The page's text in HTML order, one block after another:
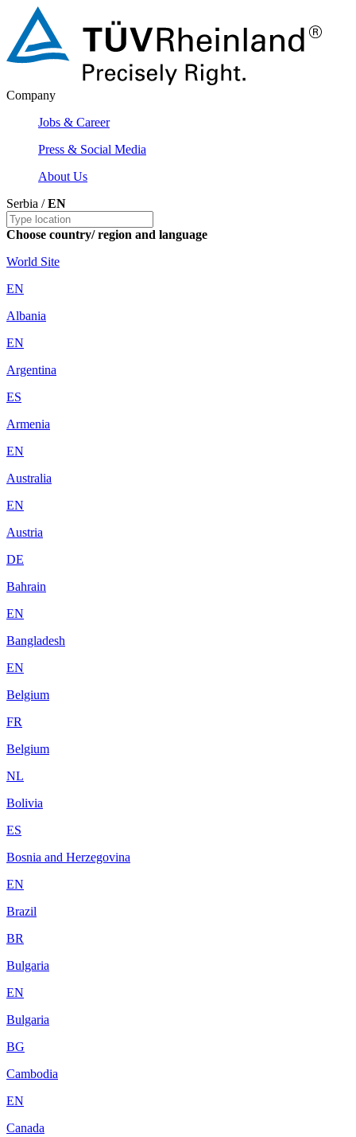
Company
Jobs & Career
Press & Social Media
About Us
Serbia /EN
Choose country/ region and language
World Site
EN
Albania
EN
Argentina
ES
Armenia
EN
Australia
EN
Austria
DE
Bahrain
EN
Bangladesh
EN
Belgium
FR
Belgium
NL
Bolivia
ES
Bosnia and Herzegovina
EN
Brazil
BR
Bulgaria
EN
Bulgaria
BG
Cambodia
EN
Canada